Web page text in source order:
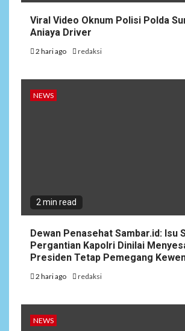
Viral Video Oknum Polisi Polda
Aniaya Driver
2 hari ago redaksi
NEWS
2 min read
Dewan Penasehat Sambar.id: Isu
Pergantian Kapolri Dinilai
Presiden Tetap Pemegang
2 hari ago redaksi
NEWS